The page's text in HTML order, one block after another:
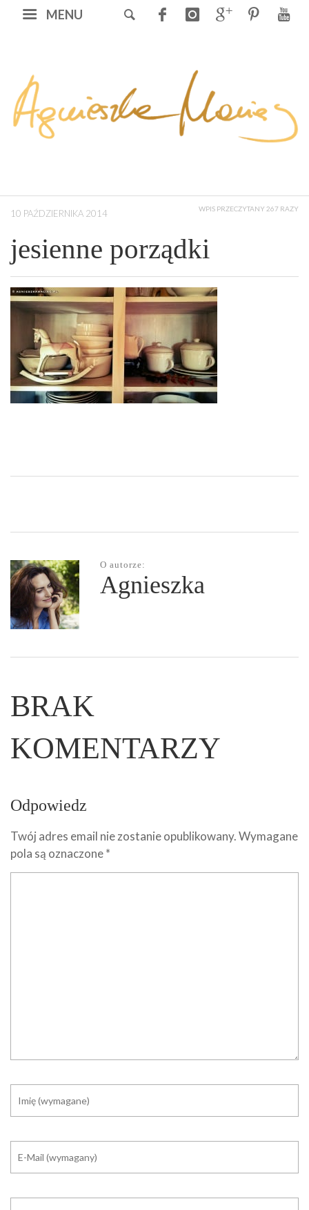
MENU
10 PAŹDZIERNIKA 2014 WPIS PRZECZYTANY 267 RAZY
jesienne porządki
O autorze:
Agnieszka
BRAK
KOMENTARZY
Odpowiedz
Twój adres email nie zostanie opublikowany.Wymagane
pola są oznaczone*